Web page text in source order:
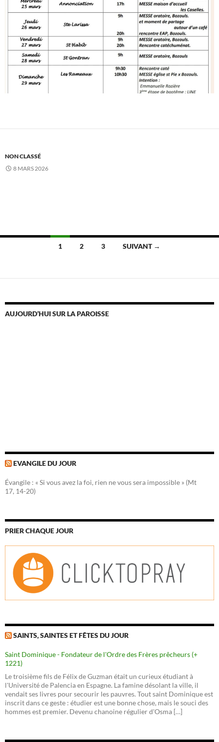
NON CLASSÉ
8 MARS 2026
Navigation
articles
1 2 3 SUIVANT →
AUJOURD’HUI SUR LA PAROISSE
EVANGILE DU JOUR
Évangile : « Si vous avez la foi, rien ne vous sera impossible » (Mt
17, 14-20)
PRIER CHAQUE JOUR
SAINTS, SAINTES ET FÊTES DU JOUR
Saint Dominique - Fondateur de l'Ordre des Frères prêcheurs (+
1221)
Le troisième fils de Félix de Guzman était un curieux étudiant à
l'Université de Palencia en Espagne. La famine désolant la ville, il
vendait ses livres pour secourir les pauvres. Tout saint Dominique est
inscrit dans ce geste : étudier est une bonne chose, mais le souci des
hommes est premier. Devenu chanoine régulier d'Osma […]